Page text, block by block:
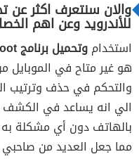
للأندرويد وعن اهم
استخداموتحميل برنامج kingroot للأندرويد2020
هو غير متاح في الموبايل
والتحكم في حذف وترتيب
بالهاتف دون أي مشكلة به
مما جعل العديد من صاحبي